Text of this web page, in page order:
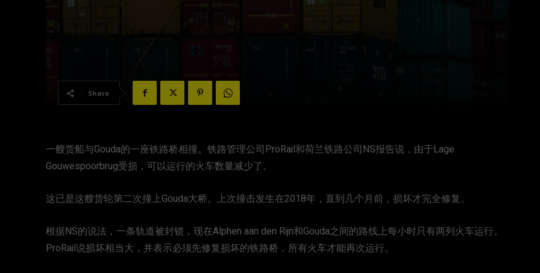
Share
一艘货船与Gouda的一座铁路桥相撞。铁路管理公司ProRail和荷兰铁路公司NS报告说，由于Lage
Gouwespoorbrug受损，可以运行的火车数量减少了。
这已是这艘货轮第二次撞上Gouda大桥。上次撞击发生在2018年，直到几个月前，损坏才完全修复。
根据NS的说法，一条轨道被封锁，现在Alphen aan den Rijn和Gouda之间的路线上每小时只有两列火车运行。
ProRail说损坏相当大，并表示必须先修复损坏的铁路桥，所有火车才能再次运行。